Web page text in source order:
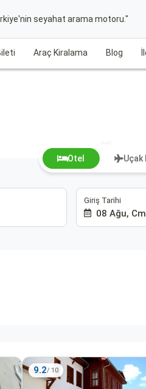
seyahat arama motoru."
Araç Kiralama Blog
Otel Uçak
Giriş Tarihi
08 Ağu,
9.2